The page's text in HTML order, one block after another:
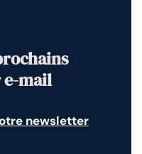
mail
newsletter